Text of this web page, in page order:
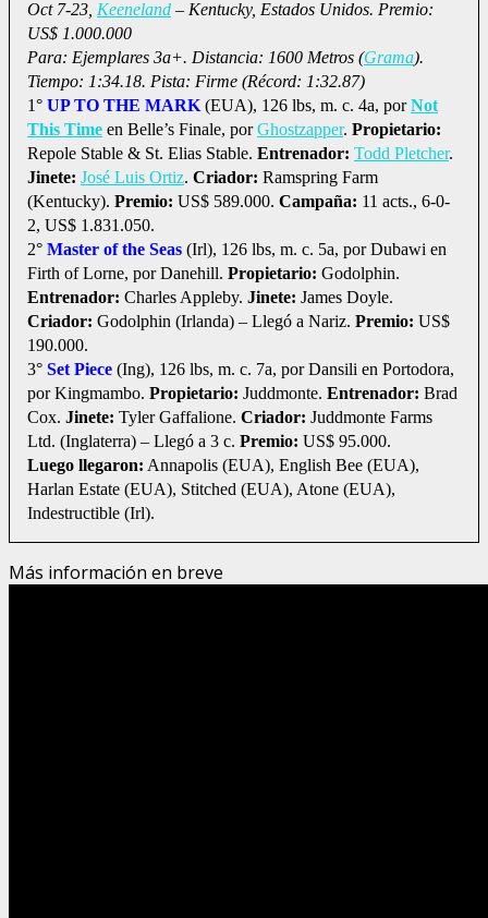
Oct 7-23, Keeneland – Kentucky, Estados Unidos. Premio:
US$ 1.000.000
Para: Ejemplares 3a+. Distancia: 1600 Metros (Grama).
Tiempo: 1:34.18. Pista: Firme (Récord: 1:32.87)
1° UP TO THE MARK (EUA), 126 lbs, m. c. 4a, porNot
This Time en Belle’s Finale, porGhostzapper. Propietario:
Repole Stable & St. Elias Stable. Entrenador: Todd Pletcher.
Jinete: José Luis Ortiz. Criador: Ramspring Farm
(Kentucky). Premio: US$ 589.000. Campaña: 11 acts., 6-0-
2, US$ 1.831.050.
2° Master of the Seas (Irl), 126 lbs, m. c. 5a, por Dubawi en
Firth of Lorne, por Danehill. Propietario: Godolphin.
Entrenador: Charles Appleby. Jinete: James Doyle.
Criador: Godolphin (Irlanda) – Llegó a Nariz. Premio: US$
190.000.
3° Set Piece (Ing), 126 lbs, m. c. 7a, por Dansili en Portodora,
por Kingmambo. Propietario: Juddmonte. Entrenador: Brad
Cox. Jinete: Tyler Gaffalione. Criador: Juddmonte Farms
Ltd. (Inglaterra) – Llegó a 3 c. Premio: US$ 95.000.
Luego llegaron: Annapolis (EUA), English Bee (EUA),
Harlan Estate (EUA), Stitched (EUA), Atone (EUA),
Indestructible (Irl).
Más información en breve